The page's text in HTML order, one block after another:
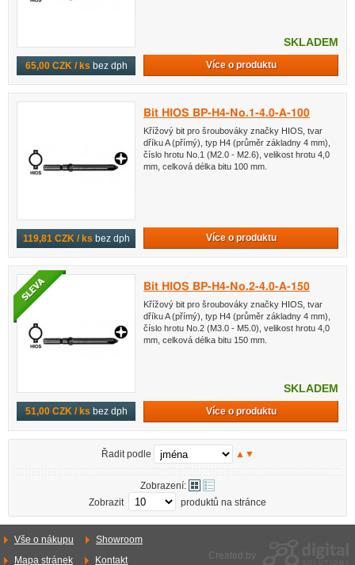
65,00 CZK / ks bez dph
SKLADEM
Více o produktu
119,81 CZK / ks bez dph
Bit HIOS BP-H4-No.1-4.0-A-100
Křížový bit pro šroubováky značky HIOS, tvar
dříku A (přímý), typ H4 (průměr základny 4 mm),
číslo hrotu No.1 (M2.0 - M2.6), velikost hrotu 4,0
mm, celková délka bitu 100 mm.
Více o produktu
51,00 CZK / ks bez dph
Bit HIOS BP-H4-No.2-4.0-A-150
Křížový bit pro šroubováky značky HIOS, tvar
dříku A (přímý), typ H4 (průměr základny 4 mm),
číslo hrotu No.2 (M3.0 - M5.0), velikost hrotu 4,0
mm, celková délka bitu 150 mm.
SKLADEM
Více o produktu
Řadit podle ▲ ▼
Zobrazení:
Zobrazit
produktů na stránce
Vše o nákupu
Showroom
Mapa stránek
Kontakt Created by